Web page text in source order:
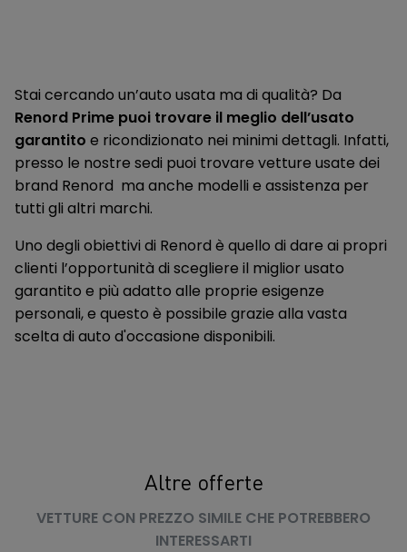
Radio DAB
Rear Automatic Braking
Rear Cross Traffic Alert
Retrocamera posteriore
Retrovisore interno auto-oscurante
Retrovisori esterni regolabili elettricamente e riscaldabili
Rivestimento Sedili In Tessuto
Stai cercando un’auto usata ma di qualità? Da
Renord Prime puoi trovare il meglio dell’usato
garantito e ricondizionato nei minimi dettagli. Infatti,
presso le nostre sedi puoi trovare vetture usate dei
brand Renord ma anche modelli e assistenza per
tutti gli altri marchi.
Uno degli obiettivi di Renord è quello di dare ai propri
clienti l’opportunità di scegliere il miglior usato
garantito e più adatto alle proprie esigenze
personali, e questo è possibile grazie alla vasta
scelta di auto d'occasione disponibili.
Altre offerte
VETTURE CON PREZZO SIMILE CHE POTREBBERO
INTERESSARTI